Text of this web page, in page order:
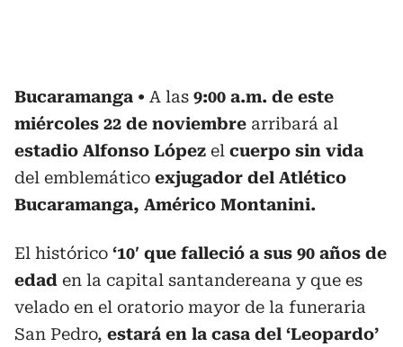
Bucaramanga A las 9:00 a.m. de este
miércoles 22 de noviembre arribará al
estadio Alfonso López el cuerpo sin vida
del emblemático exjugador del Atlético
Bucaramanga, Américo Montanini.
El histórico ‘10′ que falleció a sus 90 años de
edad en la capital santandereana y que es
velado en el oratorio mayor de la funeraria
San Pedro, estará en la casa del ‘Leopardo’